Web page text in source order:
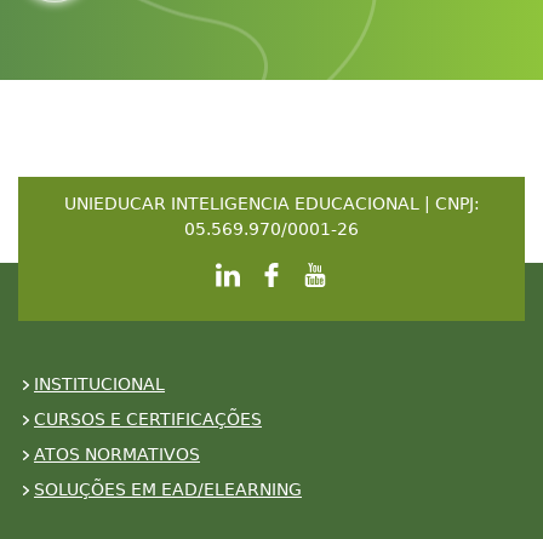
UNIEDUCAR INTELIGENCIA EDUCACIONAL | CNPJ:
05.569.970/0001-26
INSTITUCIONAL
CURSOS E CERTIFICAÇÕES
ATOS NORMATIVOS
SOLUÇÕES EM EAD/ELEARNING